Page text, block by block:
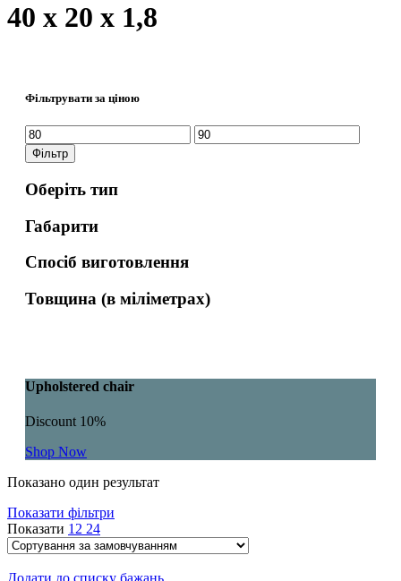
40 х 20 х 1,8
Фільтрувати за ціною
Мінімальна
ціна
Найбільша
ціна
Фільтр
Оберіть тип
Габарити
Спосіб виготовлення
Товщина (в міліметрах)
Upholstered chair
Discount 10%
Shop Now
Показано один результат
Показати фільтри
Показати 12 24